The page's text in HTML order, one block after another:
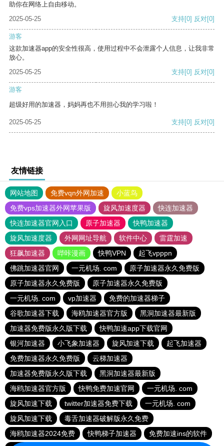
助你在网络上自由移动。
2025-05-25
支持[0] 反对[0]
游客
这款加速器app的安全性很高，使用过程中不会泄露个人信息，让我非常
放心。
2025-05-25
支持[0] 反对[0]
游客
超级好用的加速器，妈妈再也不用担心我的学习啦！
2025-05-25 支持[0] 反对[0]
友情链接
网站地图 免费vqn外网加速
小蓝鸟
免费vps加速器外网苹果版
旋风加速度器
快连加速器
快连加速器官网入口
原子加速器
快鸭加速器
旋风加速度器
外网网址导航 软件中心
雷霆加速
狂飙加速器
哔咔漫画 快鸭VPN
起飞vpppn
佛跳加速器官网
一元机场. com
原子加速器永久免费版
原子加速器永久免费版
原子加速器永久免费版
一元机场. com
vp加速器
免费的加速器梯子
谷歌加速器下载
海鸥加速器官方版
黑洞加速器最新版
加速器免费版永久版下载
快鸭加速app下载官网
银河加速器
小飞象加速器 旋风加速下载
起飞加速器
免费加速器永久免费版
云梯加速器
加速器免费版永久版下载
黑洞加速器最新版
海鸥加速器官方版
快鸭免费加速官网
一元机场. com
旋风加速下载
twitter加速器免费下载
一元机场. com
旋风加速下载
毒舌加速器破解版永久免费
海鸥加速器2024免费
快鸭梯子加速器
免费加速ins的软件